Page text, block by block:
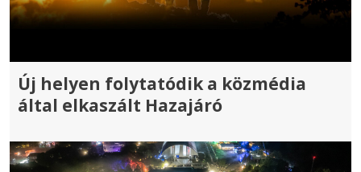
Új helyen folytatódik a közmédia
által elkaszált Hazajáró